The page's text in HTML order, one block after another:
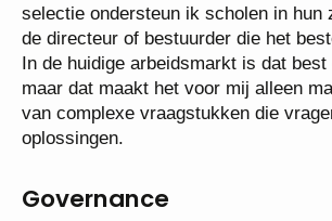
selectie ondersteun ik scholen in hun
de directeur of bestuurder die het
In de huidige arbeidsmarkt is dat best
maar dat maakt het voor mij alleen
van complexe vraagstukken die
oplossingen.
Governance